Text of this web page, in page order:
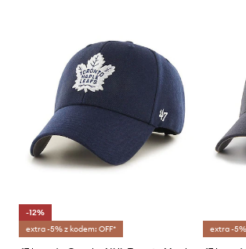
-12%
extra -5% z kodem: OFF*
extra -